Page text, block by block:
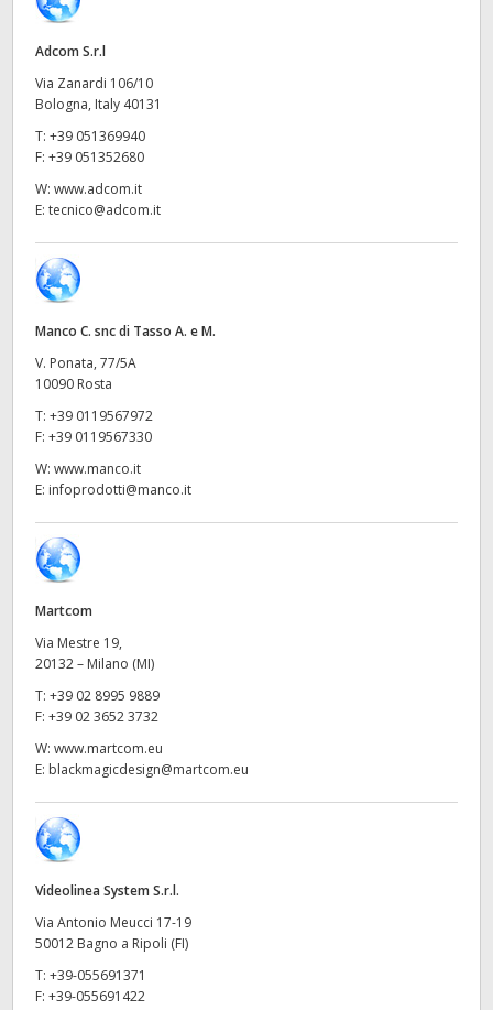
Germany
Hong Kong SAR, China
India
Italia
Mexico
Malaysia
Netherlands
New Zealand
Portugal
Singapore
South Africa
Spain
Sweden
Turkey
UAE
Ukraine
Adcom S.r.l
Via Zanardi 106/10
Bologna, Italy 40131
T: +39 051369940
F: +39 051352680
W: www.adcom.it
E: tecnico@adcom.it
Manco C. snc di Tasso A. e M.
V. Ponata, 77/5A
10090 Rosta
T: +39 0119567972
F: +39 0119567330
W: www.manco.it
E: infoprodotti@manco.it
Martcom
Via Mestre 19,
20132 – Milano (MI)
T: +39 02 8995 9889
F: +39 02 3652 3732
W: www.martcom.eu
E: blackmagicdesign@martcom.eu
Videolinea System S.r.l.
Via Antonio Meucci 17-19
50012 Bagno a Ripoli (FI)
T: +39-055691371
F: +39-055691422